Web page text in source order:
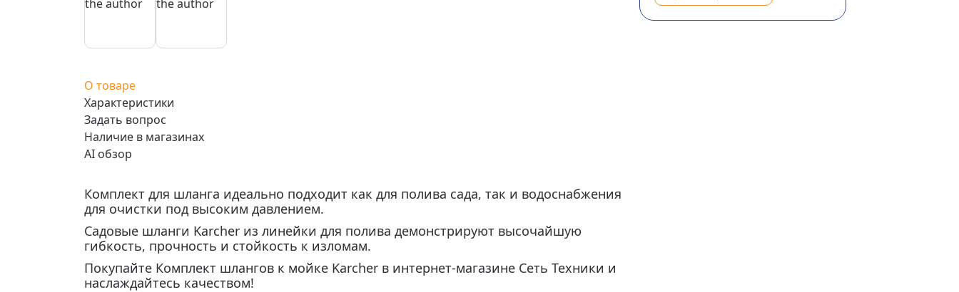
О товаре
Характеристики
Задать вопрос
Наличие в магазинах
AI обзор
Комплект для шланга идеально подходит как для полива сада, так и водоснабжения
для очистки под высоким давлением.
Садовые шланги Karcher из линейки для полива демонстрируют высочайшую
гибкость, прочность и стойкость к изломам.
Покупайте Комплект шлангов к мойке Karcher в интернет-магазине Сеть Техники и
наслаждайтесь качеством!